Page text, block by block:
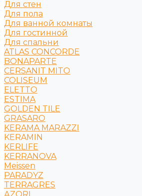
Для стен
Для пола
Для ванной комнаты
Для гостинной
Для спальни
ATLAS CONCORDE
BONAPARTE
CERSANIT MITO
COLISEUM
ELETTO
ESTIMA
GOLDEN TILE
GRASARO
KERAMA MARAZZI
KERAMIN
KERLIFE
KERRANOVA
Meissen
PARADYZ
TERRAGRES